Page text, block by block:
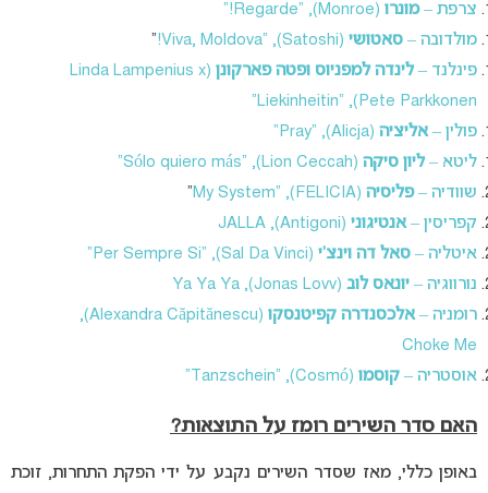
צרפת –מונרו (Monroe), “Regarde!”
מולדובה – סאטושי (Satoshi), “Viva, Moldova!
“
פינלנד –לינדה למפניוס ופטה פארקונן (Linda Lampenius x
Pete Parkkonen), “Liekinheitin”
פולין –אליציה (Alicja), “Pray”
ליטא –ליון סיקה (Lion Ceccah), “Sólo quiero más”
שוודיה –פליסיה (FELICIA), “My System
“
קפריסין –אנטיגוני (Antigoni), JALLA
איטליה – סאל דה וינצ’י (Sal Da Vinci), “Per Sempre Si”
נורווגיה – יונאס לוב (Jonas Lovv), Ya Ya Ya
רומניה –אלכסנדרה קפיטנסקו
(Alexandra Căpitănescu),
Choke Me
אוסטריה – קוסמו (Cosmó), “Tanzschein”
האם סדר השירים רומז על התוצאות?
באופן כללי, מאז שסדר השירים נקבע על ידי הפקת התחרות, זוכת